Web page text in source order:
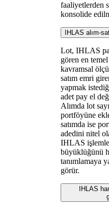
faaliyetlerden
konsolide
IHLAS alım-
Lot, IHLAS
gören en
kavramsal
satım emri
yapmak
adet pay el
Alımda lot
portföyüne
satımda ise
adedini nitel
IHLAS
büyüklüğünü
tanımlamaya
görür.
IHLAS